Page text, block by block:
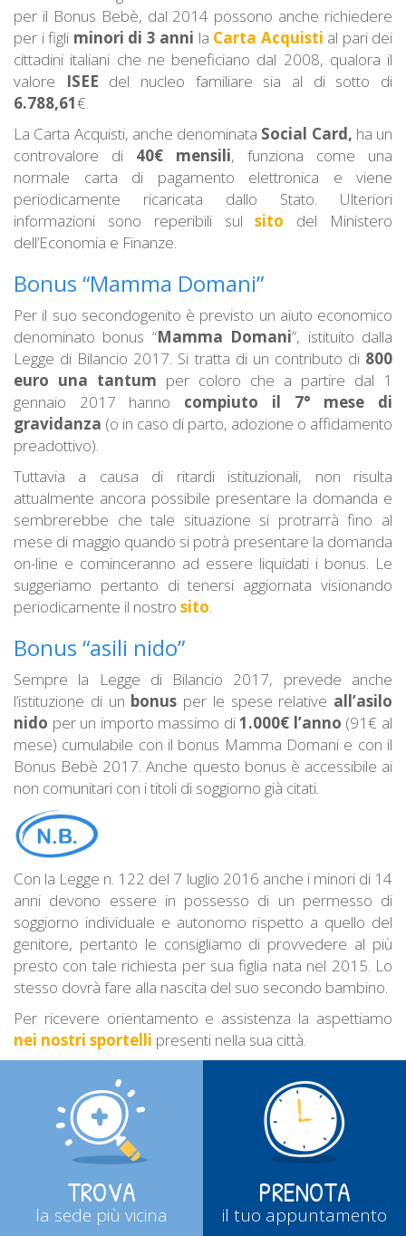
per il Bonus Bebè, dal 2014 possono anche richiedere
per i figli minori di 3 anni la Carta Acquisti al pari dei
cittadini italiani che ne beneficiano dal 2008, qualora il
valore
ISEE del nucleo familiare sia al di sotto di
6.788,61€.
La Carta Acquisti, anche denominata Social Card, ha un
controvalore di 40€ mensili, funziona come una
normale carta di pagamento elettronica e viene
periodicamente ricaricata dallo Stato. Ulteriori
informazioni sono reperibili sulsito del Ministero
dell’Economia e Finanze.
Bonus “Mamma Domani”
Per il suo secondogenito è previsto un aiuto economico
denominato bonus “Mamma Domani”, istituito dalla
Legge di Bilancio 2017. Si tratta di un contributo di800
euro una tantum per coloro che a partire dal 1
gennaio 2017 hanno compiuto il 7° mese di
gravidanza (o in caso di parto, adozione o affidamento
preadottivo).
Tuttavia a causa di ritardi istituzionali, non risulta
attualmente ancora possibile presentare la domanda e
sembrerebbe che tale situazione si protrarrà fino al
mese di maggio quando si potrà presentare la domanda
on-line e cominceranno ad essere liquidati i bonus. Le
suggeriamo pertanto di tenersi aggiornata visionando
periodicamente il nostro sito.
Bonus “asili nido”
Sempre la Legge di Bilancio 2017, prevede anche
l’istituzione di un bonus per le spese relative all’asilo
nido per un importo massimo di1.000€ l’anno (91€ al
mese) cumulabile con il bonus Mamma Domani e con il
Bonus Bebè 2017. Anche questo bonus è accessibile ai
non comunitari con i titoli di soggiorno già citati.
Con la Legge n. 122 del 7 luglio 2016 anche i minori di 14
anni devono essere in possesso di un permesso di
soggiorno individuale e autonomo rispetto a quello del
genitore, pertanto le consigliamo di provvedere al più
presto con tale richiesta per sua figlia nata nel 2015. Lo
stesso dovrà fare alla nascita del suo secondo bambino.
Per ricevere orientamento e assistenza la aspettiamo
nei nostri sportelli presenti nella sua città.
TROVA
la sede più vicina
PRENOTA
il tuo appuntamento